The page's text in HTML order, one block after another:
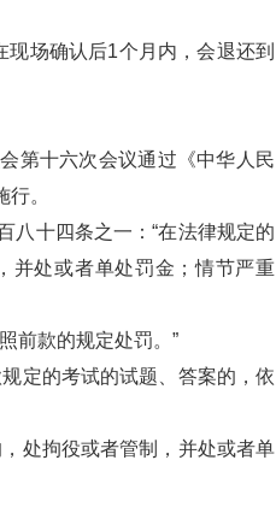
场确认后1个月内，会退还到
十六次会议通过《中华人民
。
十四条之一：“在法律规定的
并处或者单处罚金；情节严重
前款的规定处罚。”
定的考试的试题、答案的，依
处拘役或者管制，并处或者单